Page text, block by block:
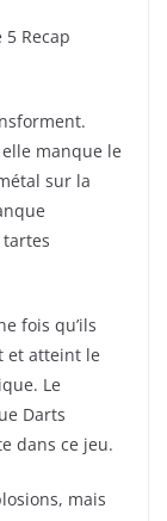
manque le
sur la
fois qu’ils
et atteint le
Le
Darts
dans ce jeu.
mais